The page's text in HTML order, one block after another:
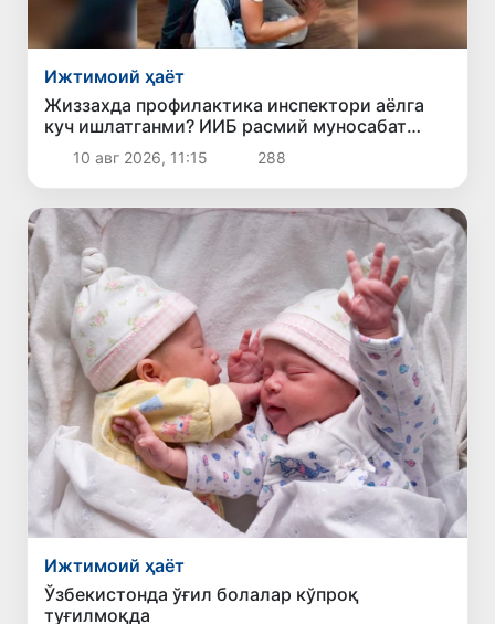
Ижтимоий ҳаёт
Жиззахда профилактика инспектори аёлга
куч ишлатганми? ИИБ расмий муносабат
билдирди
10 авг 2026, 11:15 288
Ижтимоий ҳаёт
Ўзбекистонда ўғил болалар кўпроқ
туғилмоқда